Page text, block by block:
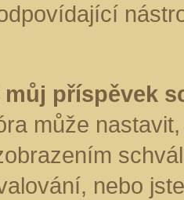
příspěvek
může
nebo